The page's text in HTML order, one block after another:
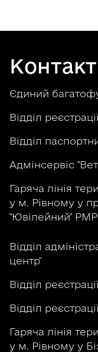
Єдиний
Відділ
Відділ
Адмінсервіс
Гаряча лінія
у м. Рівному у
"Ювілейний" РМР
Відділ
центр"
Відділ
Відділ
Гаряча лінія
у м. Рівному у